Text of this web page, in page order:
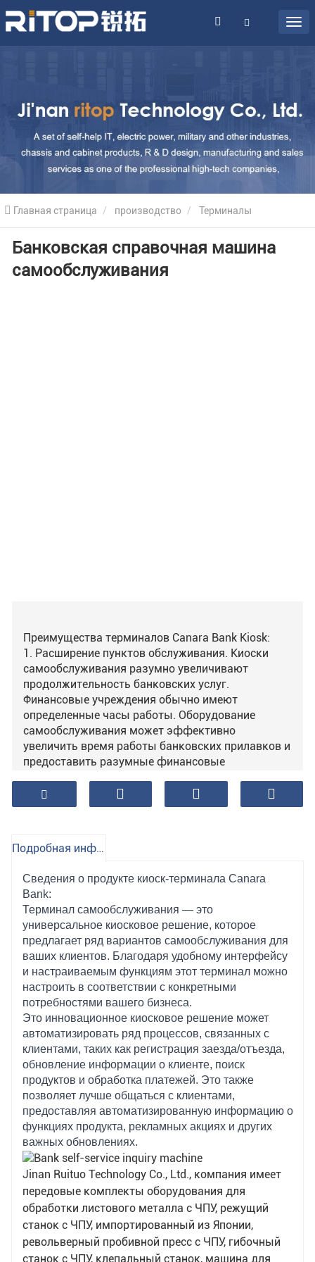
Главная страница производство Терминалы
самообслуживания Банковские киоски Банковская
справочная машина самообслуживания
Банковская справочная машина
самообслуживания
Преимущества терминалов Canara Bank Kiosk:
1. Расширение пунктов обслуживания. Киоски
самообслуживания разумно увеличивают
продолжительность банковских услуг.
Финансовые учреждения обычно имеют
определенные часы работы. Оборудование
самообслуживания может эффективно
увеличить время работы банковских прилавков и
предоставить разумные финансовые
клиентов;
2. Сократить операционные расходы
Согласно неполному анализу данных, количество
устройством самообслуживания каждый год,
намного превышает количество единиц услуг,
приносимых каждый год бухгалтером. Но
стоимость всего 1/20 бухгалтерского поста;
3. Предоставляйте дополнительные услуги.
Многие устройства самообслуживания могут
быть подключены к системному программному
обеспечению сторонних платформ для
выполнения таких функций, как водоснабжение,
электричество, телекоммуникации и сетевые
сборы, что значительно способствует
удовлетворению потребностей населения;
Подробная информация о продукте
Сведения о продукте киоск-терминала Canara
Bank:
Терминал самообслуживания — это
универсальное киосковое решение, которое
предлагает ряд вариантов самообслуживания для
ваших клиентов. Благодаря удобному интерфейсу
и настраиваемым функциям этот терминал можно
настроить в соответствии с конкретными
потребностями вашего бизнеса.
Это инновационное киосковое решение может
автоматизировать ряд процессов, связанных с
клиентами, таких как регистрация заезда/отъезда,
обновление информации о клиенте, поиск
продуктов и обработка платежей. Это также
позволяет лучше общаться с клиентами,
предоставляя автоматизированную информацию о
функциях продукта, рекламных акциях и других
важных обновлениях.
Jinan Ruituo Technology Co., Ltd., компания имеет
передовые комплекты оборудования для
обработки листового металла с ЧПУ, режущий
станок с ЧПУ, импортированный из Японии,
револьверный пробивной пресс с ЧПУ, гибочный
станок с ЧПУ, клепальный станок, машина для